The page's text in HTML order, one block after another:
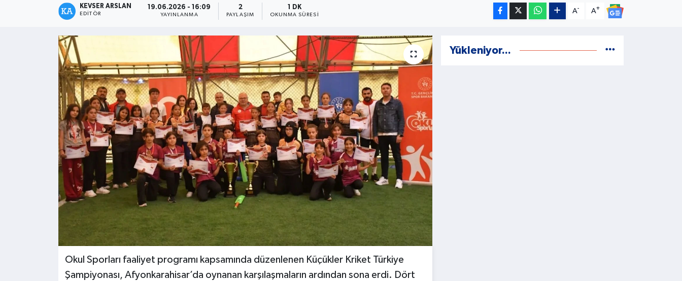
KEVSER ARSLAN
EDITÖR
19.06.2026 - 16:09
YAYINLANMA
2
PAYLAŞIM
1 DK
OKUNMA SÜRESI
A- A+
Okul Sporları faaliyet programı kapsamında düzenlenen Küçükler Kriket Türkiye
Şampiyonası, Afyonkarahisar’da oynanan karşılaşmaların ardından sona erdi. Dört
Yükleniyor...
Kültür - Sanat